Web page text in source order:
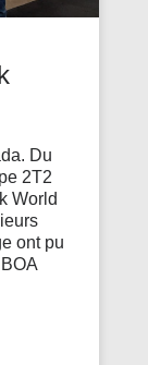
Du
2T2
World
ont pu